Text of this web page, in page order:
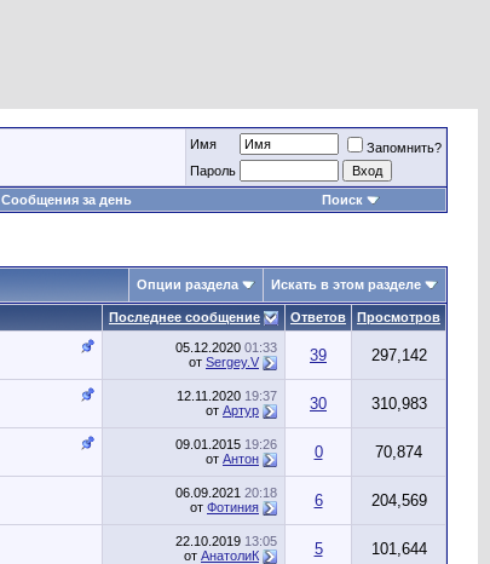
Имя
Запомнить?
Пароль
Сообщения за день Поиск
Опции раздела Искать в этом разделе
Последнее сообщение Ответов Просмотров
05.12.2020 01:33
от Sergey.V 39 297,142
12.11.2020 19:37
от Артур 30 310,983
09.01.2015 19:26
от Антон 0 70,874
06.09.2021 20:18
от Фотиния 6 204,569
22.10.2019 13:05
от АнатолиК 5 101,644